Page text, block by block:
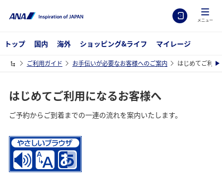
メニュー
トップ 国内 海外 ショッピング&ライフ マイレージ
ご利用ガイド お手伝いが必要なお客様へのご案内 はじめてご利用
はじめてご利用になるお客様へ
ご予約からご到着までの一連の流れを案内いたします。